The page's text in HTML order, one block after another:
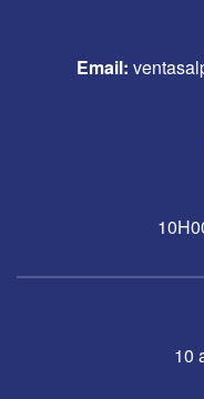
Email:
10